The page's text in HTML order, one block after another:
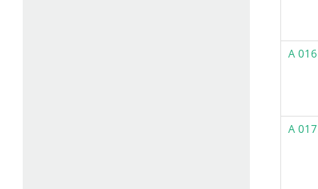
A 016
A 017